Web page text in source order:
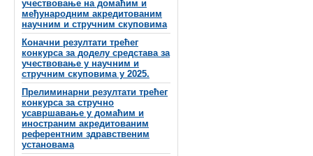
учествовање на домаћим и
међународним акредитованим
научним и стручним скуповима
Коначни резултати трећег
конкурса за доделу средстава за
учествовање у научним и
стручним скуповима у 2025.
Прелиминарни резултати трећег
конкурса за стручно
усавршавање у домаћим и
иностраним акредитованим
референтним здравственим
установама